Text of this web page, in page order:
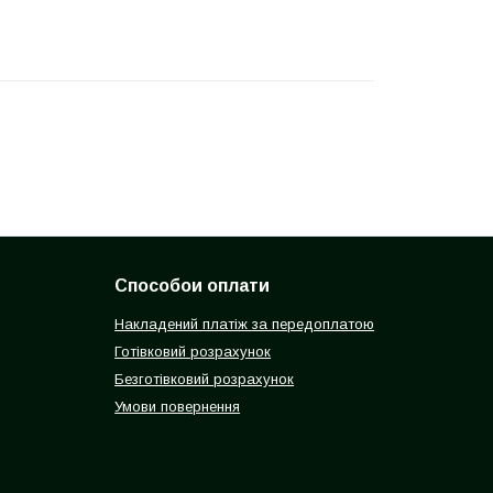
Способои оплати
Накладений платіж за передоплатою
Готівковий розрахунок
Безготівковий розрахунок
Умови повернення